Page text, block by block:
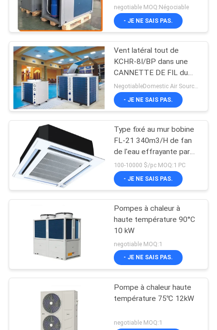
NOUVELLES
LES
AFFAIRES
DEMANDEZ
UN
DEVIS
PLAN
DU
SITE
POLITIQUE
CONFIDENTIALITÉ
pompe à chaleur de
station thermale
8
Pompe à chaleur de
DHW
25
EVI Air Source Heat
Pump
Split Air 36.7KW
negotiable MOQ:Négociable
- JE NE SAIS PAS.
Vent latéral tout de
KCHR-8I/BP dans une
CANNETTE DE FIL du
chauffe-eau de pompe à
chaleur 3,88
- JE NE SAIS PAS.
Type fixé au mur bobine
FL-21 340m3/H de fan
de l'eau effrayante par
climatiseur central
100-10000 $/pc MOQ:1 PC
- JE NE SAIS PAS.
Pompes à chaleur à
haute température 90°C
10 kW
negotiable MOQ:1
- JE NE SAIS PAS.
Pompe à chaleur haute
température 75℃ 12kW
negotiable MOQ:1